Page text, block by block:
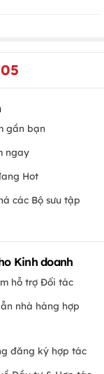
gần bạn
ngay
Hot
các Bộ sưu tập
Kinh doanh
hỗ trợ Đối tác
nhà hàng hợp
đăng ký hợp tác